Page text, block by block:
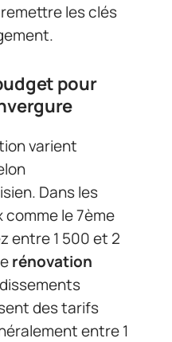
les clés
pour
varient
Dans les
le 7ème
entre 1 500 et 2
rénovation
des tarifs
entre 1